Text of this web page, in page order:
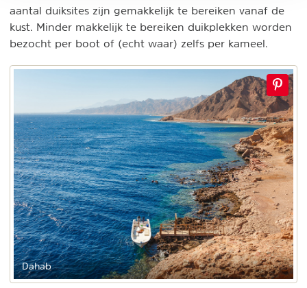
aantal duiksites zijn gemakkelijk te bereiken vanaf de
kust. Minder makkelijk te bereiken duikplekken worden
bezocht per boot of (echt waar) zelfs per kameel.
Dahab